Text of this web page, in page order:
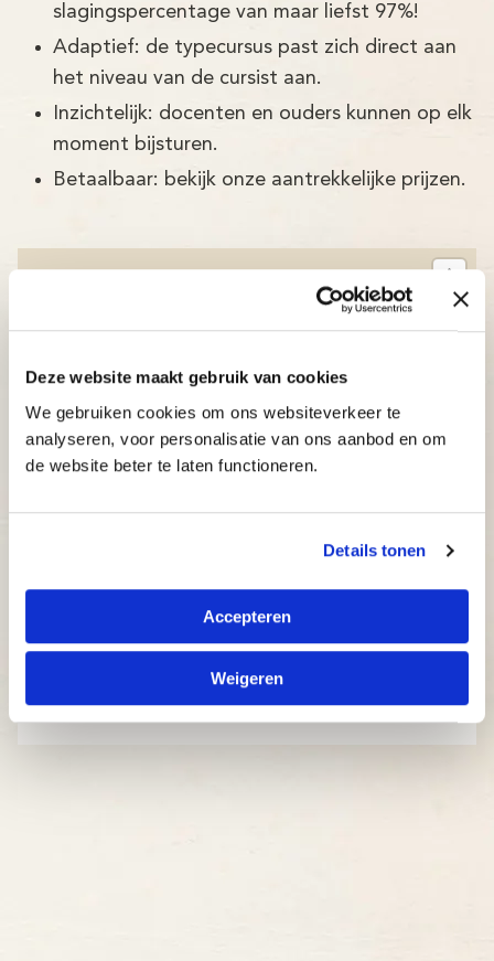
Deze website maakt gebruik van cookies
We gebruiken cookies om ons websiteverkeer te
analyseren, voor personalisatie van ons aanbod en om
de website beter te laten functioneren.
Details tonen
Accepteren
Weigeren
slagingspercentage van maar liefst 97%!
Adaptief: de typecursus past zich direct aan
het niveau van de cursist aan.
Inzichtelijk: docenten en ouders kunnen op elk
moment bijsturen.
Betaalbaar: bekijk onze aantrekkelijke prijzen.